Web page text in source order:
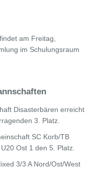
am Freitag,
im Schulungsraum
Disasterbären erreicht
3. Platz.
SC Korb/TB
Ost 1 den 5. Platz.
3/3 A Nord/Ost/West